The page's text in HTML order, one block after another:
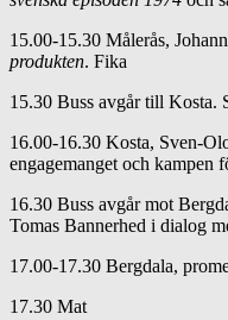
15.00-15.30 Målerås,
produkten. Fika
15.30 Buss avgår till Kosta.
16.00-16.30 Kosta, Sven-
engagemanget och kampen
16.30 Buss avgår mot
Tomas Bannerhed i dialog
17.00-17.30 Bergdala,
17.30 Mat